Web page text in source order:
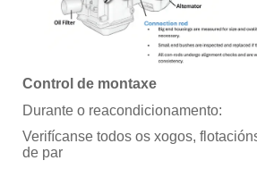
Control de montaxe
Durante o reacondicionamento:
Verifícanse todos os xogos,
de par